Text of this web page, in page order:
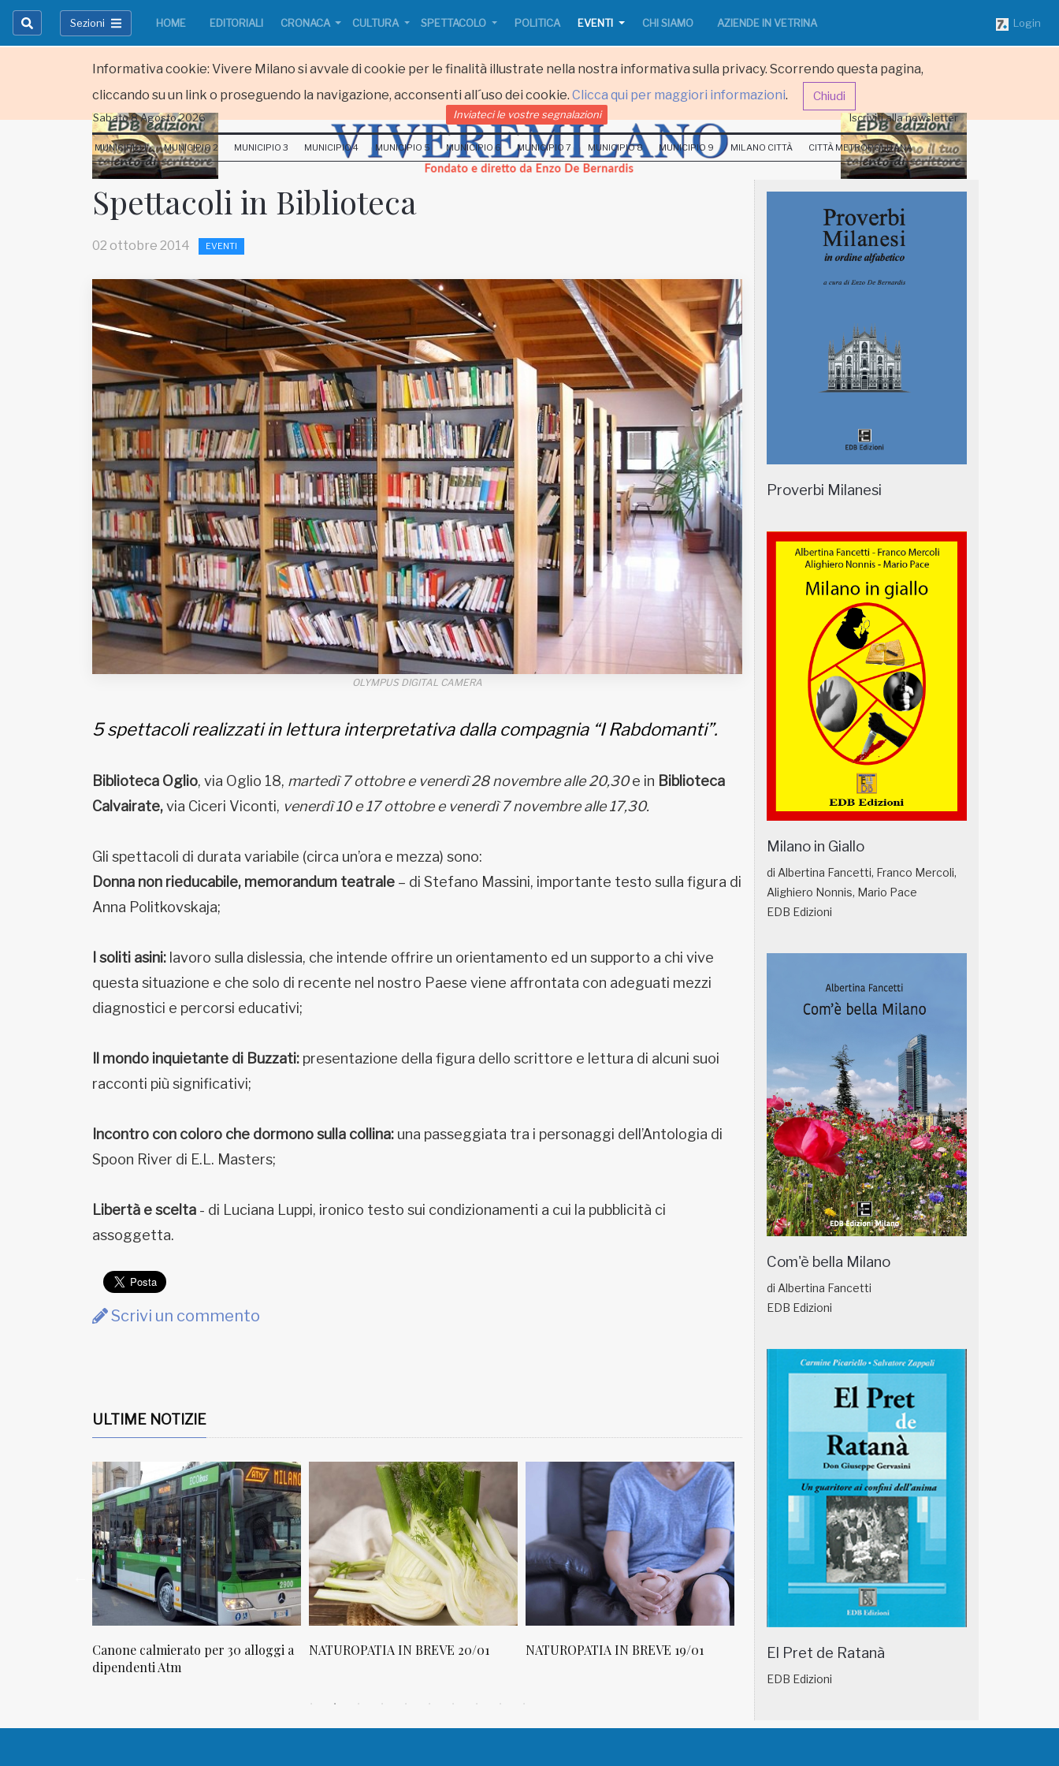
Informativa cookie: Vivere Milano si avvale di cookie per le finalità illustrate nella nostra informativa sulla privacy. Scorrendo questa pagina,
cliccando su un link o proseguendo la navigazione, acconsenti all´uso dei cookie. Clicca qui per maggiori informazioni. Chiudi
Sezioni HOME EDITORIALI CRONACA CULTURA SPETTACOLO POLITICA EVENTI CHI SIAMO AZIENDE IN VETRINA Login
Inviateci le vostre segnalazioni
Iscriviti alla newsletter
www.viveremilano.info
Fondato e diretto da Enzo De
EDB edizioni - Via Brivio angolo C.
Imbonati, 89 20159 Milano (Italia)
Informativa sulla privacy
Sabato 8 Agosto 2026 Inviateci le vostre segnalazioni Iscriviti alla newsletter
MUNICIPIO 1 MUNICIPIO 2 MUNICIPIO 3 MUNICIPIO 4 MUNICIPIO 5 MUNICIPIO 6 MUNICIPIO 7 MUNICIPIO 8 MUNICIPIO 9 MILANO CITTÀ CITTÀ METROPOLITANA
Spettacoli in Biblioteca
02 ottobre 2014 EVENTI
OLYMPUS DIGITAL CAMERA
5 spettacoli realizzati in lettura interpretativa dalla compagnia “I Rabdomanti”.
Biblioteca Oglio, via Oglio 18, martedì 7 ottobre e venerdì 28 novembre alle 20,30e in Biblioteca
Calvairate,via Ciceri Viconti, venerdì 10 e 17 ottobre e venerdì 7 novembre alle 17,30.
Gli spettacoli di durata variabile (circa un’ora e mezza) sono:
Donna non rieducabile, memorandum teatrale – di Stefano Massini, importante testo sulla figura di
Anna Politkovskaja;
I soliti asini: lavoro sulla dislessia, che intende offrire un orientamento ed un supporto a chi vive
questa situazione e che solo di recente nel nostro Paese viene affrontata con adeguati mezzi
diagnostici e percorsi educativi;
Il mondo inquietante di Buzzati: presentazione della figura dello scrittore e lettura di alcuni suoi
racconti più significativi;
Incontro con coloro che dormono sulla collina: una passeggiata tra i personaggi dell’Antologia di
Spoon River di E.L. Masters;
Libertà e scelta - di Luciana Luppi, ironico testo sui condizionamenti a cui la pubblicità ci
assoggetta.
Scrivi un commento
ULTIME NOTIZIE
calmierato per 30 alloggi a
NATUROPATIA IN BREVE 20/01 NATUROPATIA IN BREVE 19/01 NATUROPATIA IN BREVE 18/01 NATUROPATIA IN BREVE 17/01
Proverbi Milanesi
Milano in Giallo
di Albertina Fancetti, Franco Mercoli,
Alighiero Nonnis, Mario Pace
EDB Edizioni
Com'è bella Milano
di Albertina Fancetti
EDB Edizioni
El Pret de Ratanà
EDB Edizioni